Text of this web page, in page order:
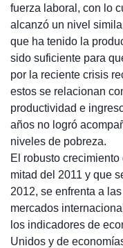
fuerza laboral, con lo
alcanzó un nivel
que ha tenido la
sido suficiente para
por la reciente crisis
estos se relacionan
productividad e
años no logró
niveles de pobreza.
El robusto
mitad del 2011 y que
2012, se enfrenta a
mercados
los indicadores de
Unidos y de